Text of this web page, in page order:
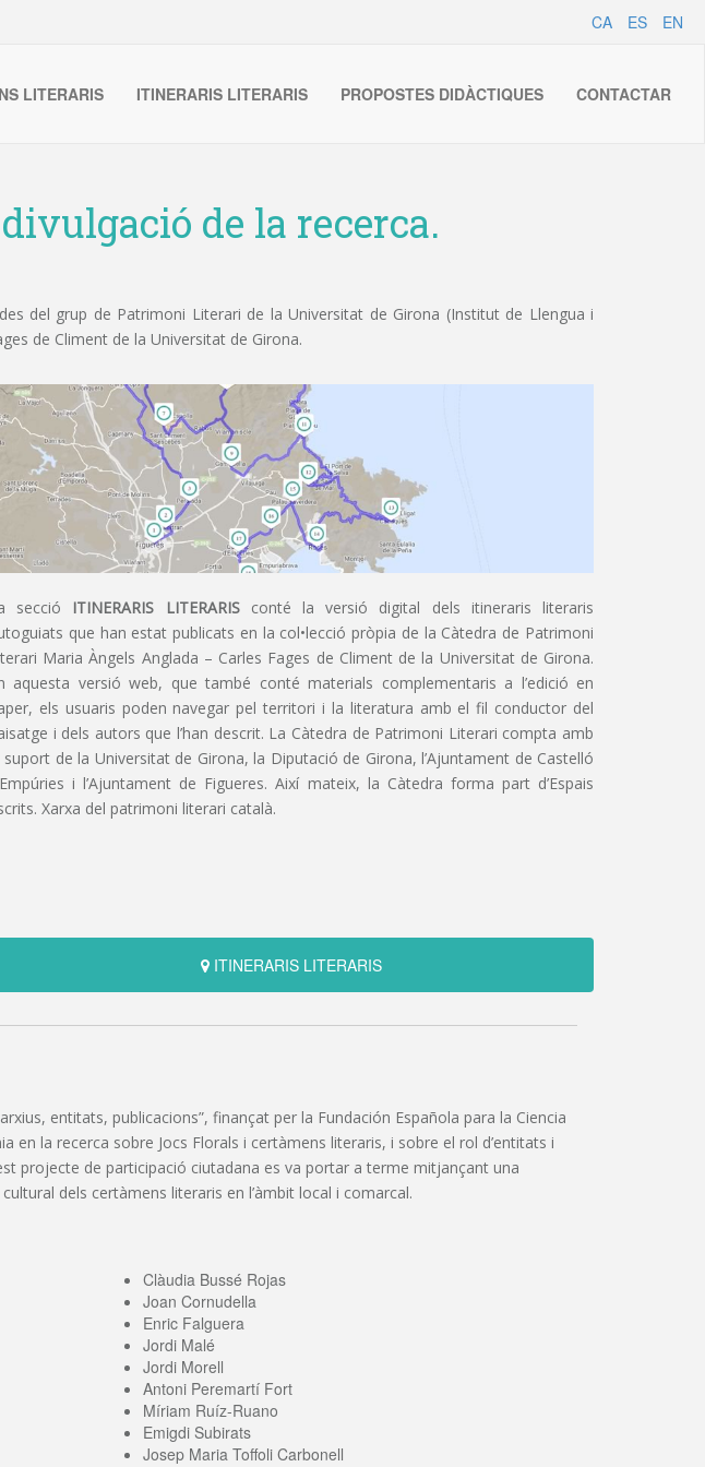
CA ES EN
LITERARIS ITINERARIS LITERARIS PROPOSTES DIDÀCTIQUES CONTACTAR
de la recerca.
del grup de Patrimoni Literari de la Universitat de Girona (Institut de Llengua i
de Climent de la Universitat de Girona.
secció ITINERARIS LITERARISconté la versió digital dels itineraris literaris
que han estat publicats en la col•lecció pròpia de la Càtedra de Patrimoni
Maria Àngels Anglada – Carles Fages de Climent de la Universitat de Girona.
aquesta versió web, que també conté materials complementaris a l’edició en
els usuaris poden navegar pel territori i la literatura amb el fil conductor del
i dels autors que l’han descrit. La Càtedra de Patrimoni Literari compta amb
suport de la Universitat de Girona, la Diputació de Girona, l’Ajuntament de Castelló
i l’Ajuntament de Figueres. Així mateix, la Càtedra forma part d’Espais
Xarxa del patrimoni literari català.
ITINERARIS LITERARIS
entitats, publicacions”, finançat per la Fundación Española para la Ciencia
en la recerca sobre Jocs Florals i certàmens literaris, i sobre el rol d’entitats i
projecte de participació ciutadana es va portar a terme mitjançant una
dels certàmens literaris en l’àmbit local i comarcal.
Clàudia Bussé Rojas
Joan Cornudella
Enric Falguera
Jordi Malé
Jordi Morell
Antoni Peremartí Fort
Míriam Ruíz-Ruano
Emigdi Subirats
Josep Maria Toffoli Carbonell